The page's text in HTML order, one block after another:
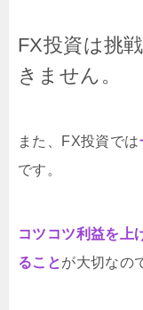
FX投資は挑
きません。
また、FX投資では
です。
コツコツ利益を上
ることが大切なの